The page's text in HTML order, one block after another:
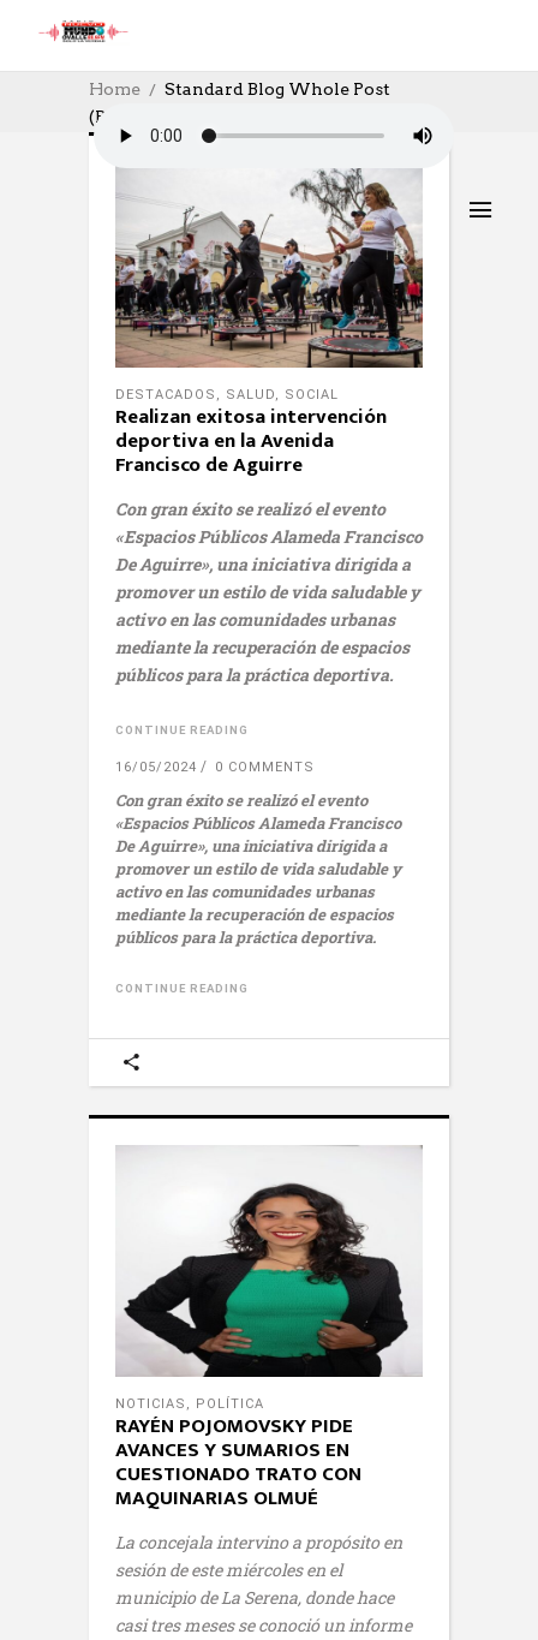
Home
Standard Blog Whole Post
(Page 141)
DESTACADOS , SALUD, SOCIAL
Realizan exitosa intervención
deportiva en la Avenida
Francisco de Aguirre
Con gran éxito se realizó el evento
«Espacios Públicos Alameda Francisco
De Aguirre», una iniciativa dirigida a
promover un estilo de vida saludable y
activo en las comunidades urbanas
mediante la recuperación de espacios
públicos para la práctica deportiva.
CONTINUE READING
16/05/2024 0 COMMENTS
Con gran éxito se realizó el evento
«Espacios Públicos Alameda Francisco
De Aguirre», una iniciativa dirigida a
promover un estilo de vida saludable y
activo en las comunidades urbanas
mediante la recuperación de espacios
públicos para la práctica deportiva.
CONTINUE READING
NOTICIAS , POLÍTICA
RAYÉN POJOMOVSKY PIDE
AVANCES Y SUMARIOS EN
CUESTIONADO TRATO CON
MAQUINARIAS OLMUÉ
La concejala intervino a propósito en
sesión de este miércoles en el
municipio de La Serena, donde hace
casi tres meses se conoció un informe